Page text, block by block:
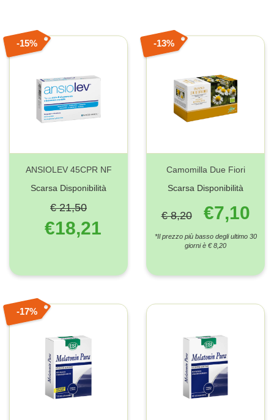
ANSIOLEV 45CPR NF
Scarsa Disponibilità
15%
€ 21,50
€18,21
Camomilla Due Fiori
Scarsa Disponibilità
13%
€ 8,20 €7,10
*Il prezzo più basso degli ultimo 30
giorni è € 8,20
17%